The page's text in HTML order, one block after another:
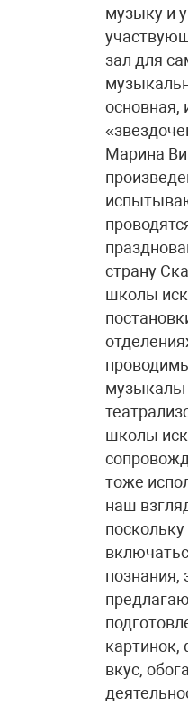
музыку и
зал для
основная,
Марина
страну
школы
школы
тоже
наш
познания,
картинок,
вкус,